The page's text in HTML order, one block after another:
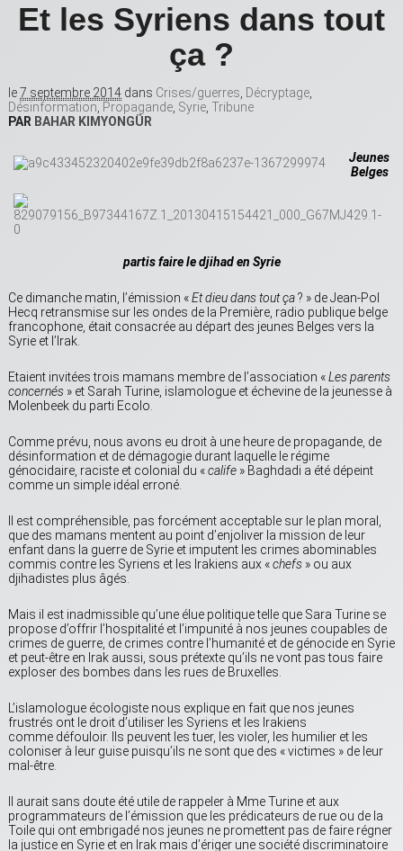
Et les Syriens dans tout
ça ?
le7 septembre 2014 dans Crises/guerres Décryptage
Désinformation Propagande Syrie Tribune
PAR BAHAR KIMYONGÜR
Jeunes
Belges
partis faire le djihad en Syrie
Ce dimanche matin, l’émission «Et dieu dans tout ça? » de Jean-Pol
Hecq retransmise sur les ondes de la Première, radio publique belge
francophone, était consacrée au départ des jeunes Belges vers la
Syrie et l’Irak.
Etaient invitées trois mamans membre de l’association «Les parents
concernés » et Sarah Turine, islamologue et échevine de la jeunesse à
Molenbeek du parti Ecolo.
Comme prévu, nous avons eu droit à une heure de propagande, de
désinformation et de démagogie durant laquelle le régime
génocidaire, raciste et colonial du «calife » Baghdadi a été dépeint
comme un simple idéal erroné.
Il est compréhensible, pas forcément acceptable sur le plan moral,
que des mamans mentent au point d’enjoliver la mission de leur
enfant dans la guerre de Syrie et imputent les crimes abominables
commis contre les Syriens et les Irakiens aux «chefs » ou aux
djihadistes plus âgés.
Mais il est inadmissible qu’une élue politique telle que Sara Turine se
propose d’offrir l’hospitalité et l’impunité à nos jeunes coupables de
crimes de guerre, de crimes contre l’humanité et de génocide en Syrie
et peut-être en Irak aussi, sous prétexte qu’ils ne vont pas tous faire
exploser des bombes dans les rues de Bruxelles.
L’islamologue écologiste nous explique en fait que nos jeunes
frustrés ont le droit d’utiliser les Syriens et les Irakiens
comme défouloir. Ils peuvent les tuer, les violer, les humilier et les
coloniser à leur guise puisqu’ils ne sont que des « victimes » de leur
mal-être.
Il aurait sans doute été utile de rappeler à Mme Turine et aux
programmateurs de l’émission que les prédicateurs de rue ou de la
Toile qui ont embrigadé nos jeunes ne promettent pas de faire régner
la justice en Syrie et en Irak mais d’ériger une société discriminatoire